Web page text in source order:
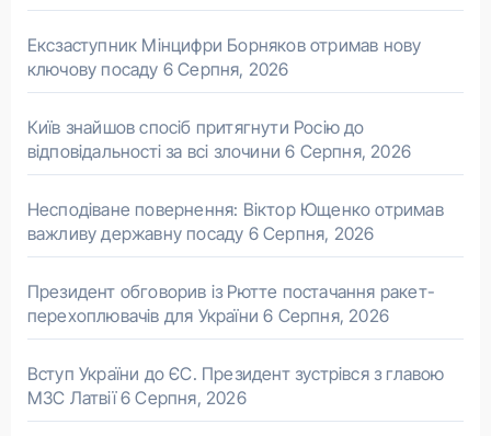
Ексзаступник Мінцифри Борняков отримав нову
ключову посаду 6 Серпня, 2026
Київ знайшов спосіб притягнути Росію до
відповідальності за всі злочини 6 Серпня, 2026
Несподіване повернення: Віктор Ющенко отримав
важливу державну посаду 6 Серпня, 2026
Президент обговорив із Рютте постачання ракет-
перехоплювачів для України 6 Серпня, 2026
Вступ України до ЄС. Президент зустрівся з главою
МЗС Латвії 6 Серпня, 2026